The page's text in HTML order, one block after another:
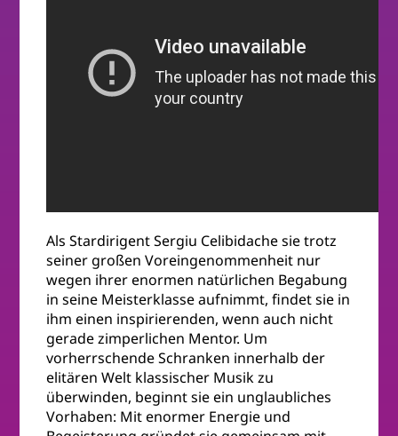
Als Stardirigent Sergiu Celibidache sie trotz
seiner großen Voreingenommenheit nur
wegen ihrer enormen natürlichen Begabung
in seine Meisterklasse aufnimmt, findet sie in
ihm einen inspirierenden, wenn auch nicht
gerade zimperlichen Mentor. Um
vorherrschende Schranken innerhalb der
elitären Welt klassischer Musik zu
überwinden, beginnt sie ein unglaubliches
Vorhaben: Mit enormer Energie und